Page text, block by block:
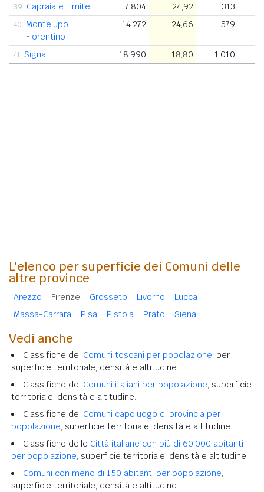
39. Capraia e Limite 7.804 24,92 313
40. Montelupo
Fiorentino
14.272 24,66 579
41. Signa 18.990 18,80 1.010
L'elenco per superficie dei Comuni delle
altre province
Arezzo Firenze Grosseto Livorno
Lucca
Massa-Carrara
Pisa Pistoia Prato Siena
Vedi anche
Classifiche dei Comuni toscani per popolazione, per
superficie territoriale, densità e altitudine.
Classifiche dei Comuni italiani per popolazione, superficie
territoriale, densità e altitudine.
Classifiche dei Comuni capoluogo di provincia per
popolazione, superficie territoriale, densità e altitudine.
Classifiche delle Città italiane con più di 60.000 abitanti
per popolazione, superficie territoriale, densità e altitudine.
Comuni con meno di 150 abitanti per popolazione,
superficie territoriale, densità e altitudine.